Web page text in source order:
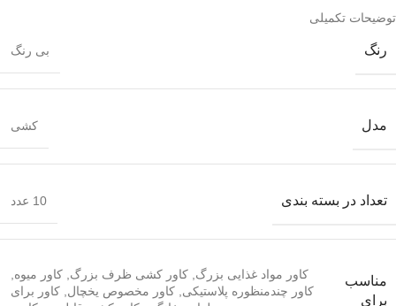
توضیحات تکمیلی
رنگ بی رنگ
مدل کشی
تعداد در بسته بندی 10 عدد
مناسب
برای
کاور مواد غذایی بزرگ, کاور کشی ظرف بزرگ, کاور میوه,
کاور چندمنظوره پلاستیکی, کاور مخصوص یخچال, کاور برای